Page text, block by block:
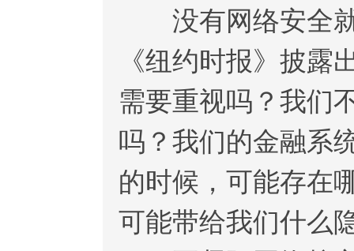
没有网络安全就
《纽约时报》披
需要重视吗？我们
吗？我们的金融系
的时候，可能存在
可能带给我们什么